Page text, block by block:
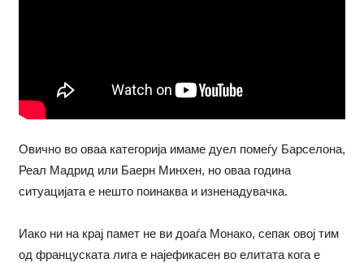
Овично во оваа категорија имаме дуел помеѓу Барселона,
Реал Мадрид или Баерн Минхен, но оваа година
ситуацијата е нешто поинаква и изненадувачка.
Иако ни на крај памет не ви доаѓа Монако, сепак овој тим
од француската лига е најефикасен во елитата кога е